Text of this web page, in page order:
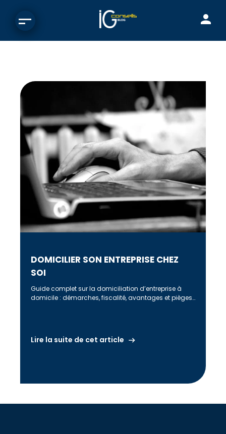
DOMICILIER SON ENTREPRISE CHEZ
SOI
Guide complet sur la domiciliation d’entreprise à
domicile : démarches, fiscalité, avantages et pièges
Lire la suite de cet article